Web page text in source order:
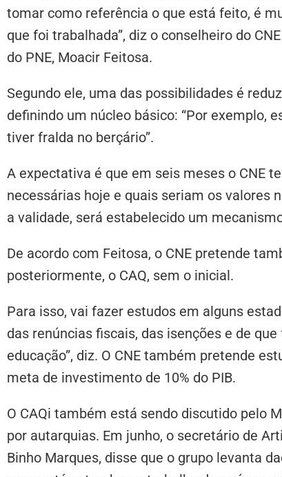
tomar como referência o que está feito, é
que foi trabalhada”, diz o conselheiro do
do PNE, Moacir Feitosa.
Segundo ele, uma das possibilidades é
definindo um núcleo básico: “Por exemplo,
tiver fralda no berçário”.
A expectativa é que em seis meses o CNE
necessárias hoje e quais seriam os valores
a validade, será estabelecido um
De acordo com Feitosa, o CNE pretende
posteriormente, o CAQ, sem o inicial.
Para isso, vai fazer estudos em alguns
das renúncias fiscais, das isenções e de
educação”, diz. O CNE também pretende
meta de investimento de 10% do PIB.
O CAQi também está sendo discutido pelo
por autarquias. Em junho, o secretário de
Binho Marques, disse que o grupo levanta